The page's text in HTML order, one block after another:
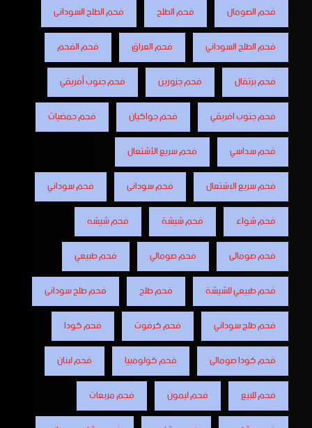
فحم الصومال
فحم الطلح
فحم الطلح السودانى
فحم الطلح السوداني
فحم العراق
فحم الفحم
فحم برتقال
فحم جزورين
فحم جنوب أفريقي
فحم جنوب افريقي
فحم جواكيان
فحم حمضيات
فحم سداسي
فحم سريع الأشتعال
فحم سريع الاشتعال
فحم سودانى
فحم سوداني
فحم شواء
فحم شيشة
فحم شيشه
فحم صومالى
فحم صومالي
فحم طبيعي
فحم طبيعي للشيشة
فحم طلح
فحم طلح سودانى
فحم طلح سوداني
فحم كرفوت
فحم كودا
فحم كودا صومالى
فحم كولومبيا
فحم لبنان
فحم للبيع
فحم ليمون
فحم مربعات